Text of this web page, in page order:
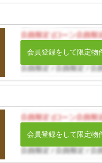
会員登録をして限定物
会員登録をして限定物